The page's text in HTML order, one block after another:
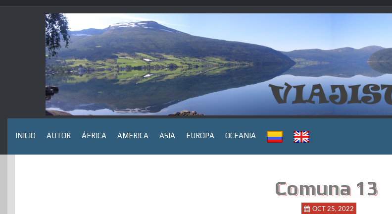
Saltar
INICIO AUTOR ÁFRICA AMERICA ASIA EUROPA OCEANIA
Comuna 13
OCT 25, 2022